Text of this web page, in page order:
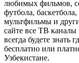
любимых фильмов,
футбола,
мультфильмы и
сайте все ТВ
всегда будете знать
бесплатно или
Узбекистане.